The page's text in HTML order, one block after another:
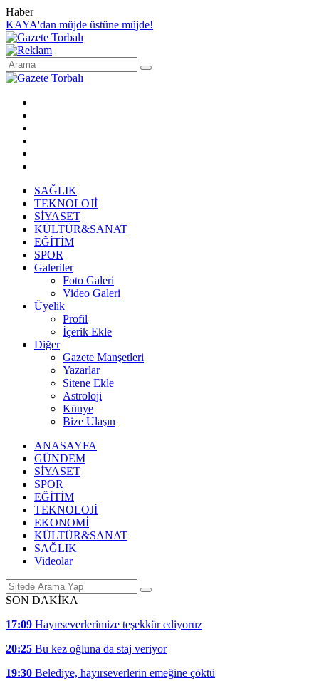
Haber
KAYA'dan müjde üstüne müjde!
SAĞLIK
TEKNOLOJİ
SİYASET
KÜLTÜR&SANAT
EĞİTİM
SPOR
Galeriler
Foto Galeri
Video Galeri
Üyelik
Profil
İçerik Ekle
Diğer
Gazete Manşetleri
Yazarlar
Sitene Ekle
Astroloji
Künye
Bize Ulaşın
ANASAYFA
GÜNDEM
SİYASET
SPOR
EĞİTİM
TEKNOLOJİ
EKONOMİ
KÜLTÜR&SANAT
SAĞLIK
Videolar
SON DAKİKA
17:09 Hayırseverlerimize teşekkür ediyoruz
20:25 Bu kez oğluna da staj veriyor
19:30 Belediye, hayırseverlerin emeğine çöktü